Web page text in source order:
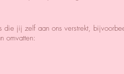
die jij zelf aan ons verstrekt,
omvatten: